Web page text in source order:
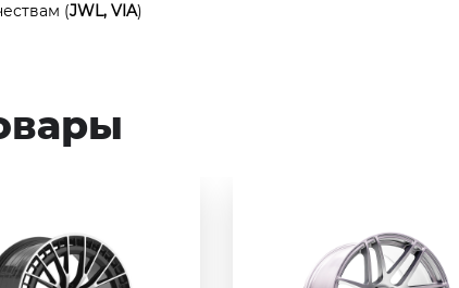
(JWL, VIA)